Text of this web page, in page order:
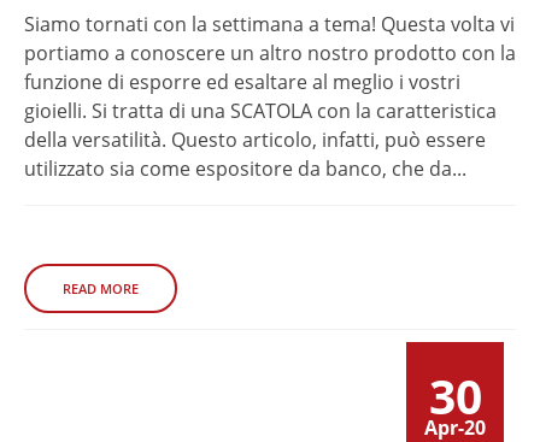
Siamo tornati con la settimana a tema! Questa volta vi
portiamo a conoscere un altro nostro prodotto con la
funzione di esporre ed esaltare al meglio i vostri
gioielli. Si tratta di una SCATOLA con la caratteristica
della versatilità. Questo articolo, infatti, può essere
utilizzato sia come espositore da banco, che da...
READ MORE
30
Apr-20